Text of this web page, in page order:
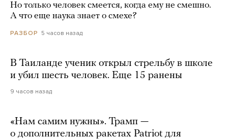
Но только человек смеется, когда ему не смешно.
А что еще наука знает о смехе?
РАЗБОР 5 часов назад
В Таиланде ученик открыл стрельбу в школе
и убил шесть человек. Еще 15 ранены
9 часов назад
«Нам самим нужны». Трамп —
о дополнительных ракетах Patriot для